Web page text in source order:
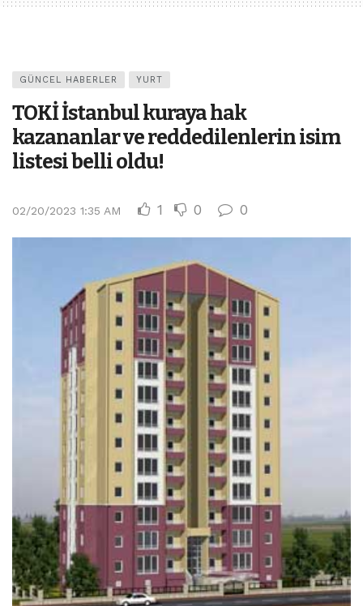
GÜNCEL HABERLER YURT
TOKİ İstanbul kuraya hak
kazananlar ve reddedilenlerin isim
listesi belli oldu!
02/20/2023 1:35 AM 1 0 0